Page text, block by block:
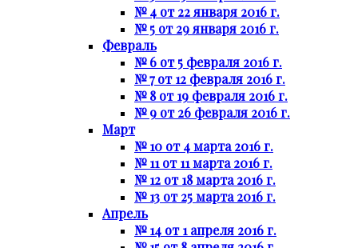
№ 4 от 22 января 2016 г.
№ 5 от 29 января 2016 г.
Февраль
№ 6 от 5 февраля 2016 г.
№ 7 от 12 февраля 2016 г.
№ 8 от 19 февраля 2016 г.
№ 9 от 26 февраля 2016 г.
Март
№ 10 от 4 марта 2016 г.
№ 11 от 11 марта 2016 г.
№ 12 от 18 марта 2016 г.
№ 13 от 25 марта 2016 г.
Апрель
№ 14 от 1 апреля 2016 г.